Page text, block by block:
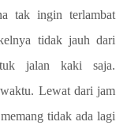
tak ingin terlambat
tidak jauh dari
jalan kaki saja.
waktu. Lewat dari jam
tidak ada lagi